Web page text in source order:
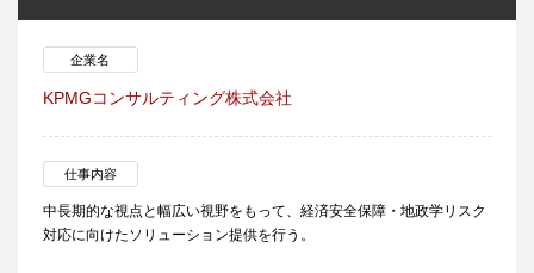
企業名
KPMGコンサルティング株式会社
仕事内容
中長期的な視点と幅広い視野をもって、経済安全保障・地政学リスク
対応に向けたソリューション提供を行う。